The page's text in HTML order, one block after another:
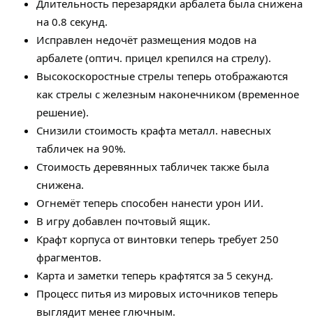
Длительность перезарядки арбалета была снижена
на 0.8 секунд.
Исправлен недочёт размещения модов на
арбалете (оптич. прицел крепился на стрелу).
Высокоскоростные стрелы теперь отображаются
как стрелы с железным наконечником (временное
решение).
Снизили стоимость крафта металл. навесных
табличек на 90%.
Стоимость деревянных табличек также была
снижена.
Огнемёт теперь способен нанести урон ИИ.
В игру добавлен почтовый ящик.
Крафт корпуса от винтовки теперь требует 250
фрагментов.
Карта и заметки теперь крафтятся за 5 секунд.
Процесс питья из мировых источников теперь
выглядит менее глючным.